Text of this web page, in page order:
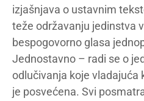
izjašnjava o ustavnim
teže održavanju jedinstva
bespogovorno glasa
Jednostavno – radi se o
odlučivanja koje vladajuća
je posvećena. Svi